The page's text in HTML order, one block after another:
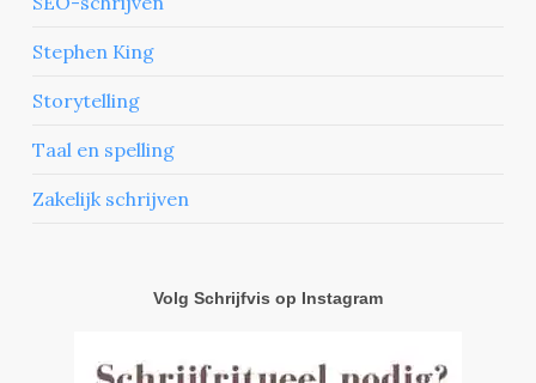
Stephen King
Storytelling
Taal en spelling
Zakelijk schrijven
Volg Schrijfvis op Instagram